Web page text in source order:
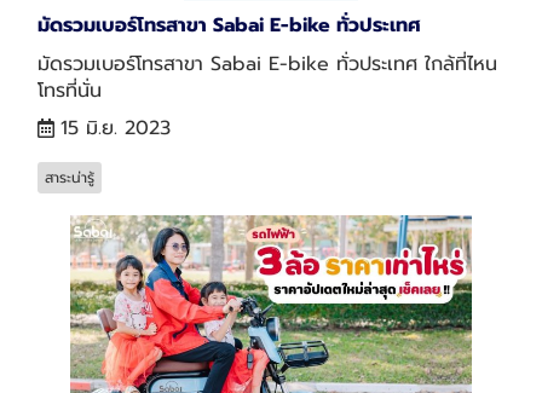
มัดรวมเบอร์โทรสาขา Sabai E-bike ทั่วประเทศ
มัดรวมเบอร์โทรสาขา Sabai E-bike ทั่วประเทศ ใกล้ที่ไหน
โทรที่นั่น
15 มิ.ย. 2023
สาระน่ารู้